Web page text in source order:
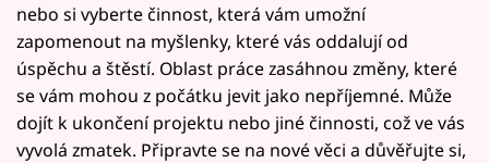
nebo si vyberte činnost, která vám umožní
zapomenout na myšlenky, které vás oddalují od
úspěchu a štěstí. Oblast práce zasáhnou změny, které
se vám mohou z počátku jevit jako nepříjemné. Může
dojít k ukončení projektu nebo jiné činnosti, což ve vás
vyvolá zmatek. Připravte se na nové věci a důvěřujte si,